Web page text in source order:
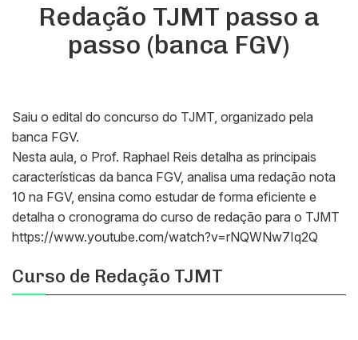
Redação TJMT passo a
passo (banca FGV)
Saiu o edital do concurso do TJMT, organizado pela
banca FGV.
Nesta aula, o Prof. Raphael Reis detalha as principais
características da banca FGV, analisa uma redação nota
10 na FGV, ensina como estudar de forma eficiente e
detalha o cronograma do curso de redação para o TJMT
https://www.youtube.com/watch?v=rNQWNw7Iq2Q
Curso de Redação TJMT